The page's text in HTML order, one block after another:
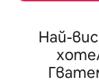
Най-